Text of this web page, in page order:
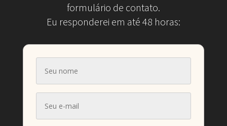
formulário de contato.
Eu responderei em até 48 horas: